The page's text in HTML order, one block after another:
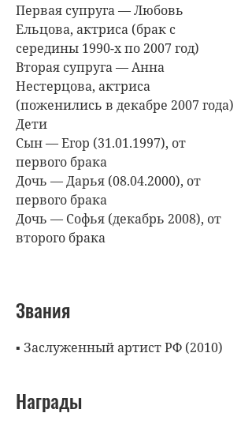
Первая супруга — Любовь
Ельцова, актриса (брак с
середины 1990-х по 2007 год)
Вторая супруга — Анна
Нестерцова, актриса
(поженились в декабре 2007 года)
Дети
Сын — Егор (31.01.1997), от
первого брака
Дочь — Дарья (08.04.2000), от
первого брака
Дочь — Софья (декабрь 2008), от
второго брака
Звания
▪ Заслуженный артист РФ (2010)
Награды